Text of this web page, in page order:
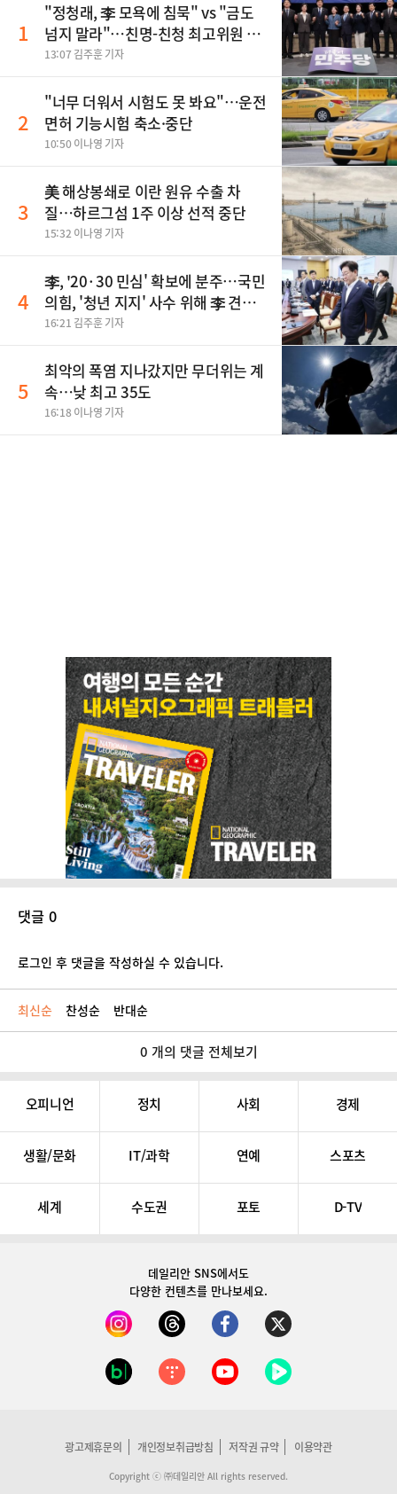
1
"정청래, 李 모욕에 침묵" vs "금도
넘지 말라"…친명-친청 최고위원 후
보, 제주서 격돌
13:07 김주훈 기자
2
"너무 더워서 시험도 못 봐요"…운전
면허 기능시험 축소·중단
10:50 이나영 기자
3
美 해상봉쇄로 이란 원유 수출 차
질…하르그섬 1주 이상 선적 중단
15:32 이나영 기자
4
李, '20·30 민심' 확보에 분주…국민
의힘, '청년 지지' 사수 위해 李 견제
사활
16:21 김주훈 기자
5
최악의 폭염 지나갔지만 무더위는 계
속…낮 최고 35도
16:18 이나영 기자
댓글 0
로그인 후 댓글을 작성하실 수 있습니다.
최신순 찬성순 반대순
0 개의 댓글 전체보기
오피니언 정치 사회 경제
생활/문화 IT/과학 연예 스포츠
세계 수도권 포토 D-TV
데일리안 SNS에서도
다양한 컨텐츠를 만나보세요.
광고제휴문의 개인정보취급방침 저작권 규약 이용약관
Copyright ⓒ ㈜데일리안 All rights reserved.